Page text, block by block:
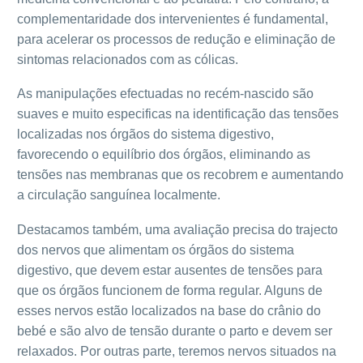
complementaridade dos intervenientes é fundamental,
para acelerar os processos de redução e eliminação de
sintomas relacionados com as cólicas.
As manipulações efectuadas no recém-nascido são
suaves e muito especificas na identificação das tensões
localizadas nos órgãos do sistema digestivo,
favorecendo o equilíbrio dos órgãos, eliminando as
tensões nas membranas que os recobrem e aumentando
a circulação sanguínea localmente.
Destacamos também, uma avaliação precisa do trajecto
dos nervos que alimentam os órgãos do sistema
digestivo, que devem estar ausentes de tensões para
que os órgãos funcionem de forma regular. Alguns de
esses nervos estão localizados na base do crânio do
bebé e são alvo de tensão durante o parto e devem ser
relaxados. Por outras parte, teremos nervos situados na